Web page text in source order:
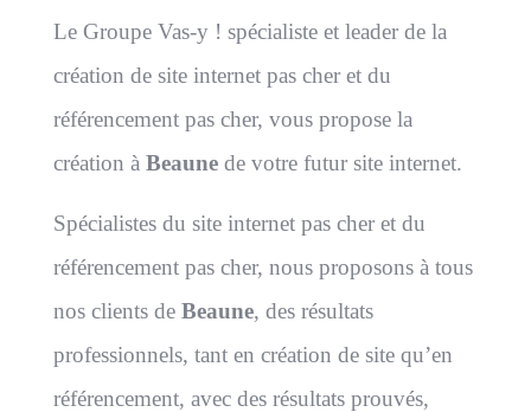
Le Groupe Vas-y ! spécialiste et leader de la
création de site internet pas cher et du
référencement pas cher, vous propose la
création à Beaune de votre futur site internet.
Spécialistes du site internet pas cher et du
référencement pas cher, nous proposons à tous
nos clients de Beaune, des résultats
professionnels, tant en création de site qu’en
référencement, avec des résultats prouvés,